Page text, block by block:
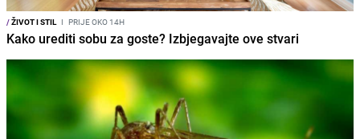
/ŽIVOT I STIL I PRIJE OKO 14H
Kako urediti sobu za goste? Izbjegavajte ove stvari